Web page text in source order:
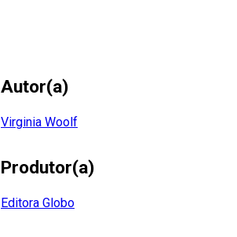
Autor(a)
Virginia Woolf
Produtor(a)
Editora Globo